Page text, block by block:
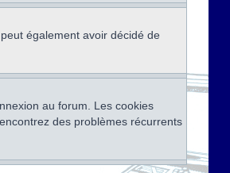
également avoir décidé de
au forum. Les cookies
des problèmes récurrents